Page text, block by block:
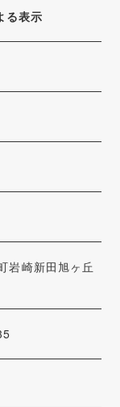
る表示
岩崎新田旭ヶ丘